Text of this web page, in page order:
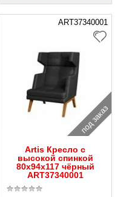
ART37340001
под заказ
Artis Кресло с
высокой спинкой
80x94x117 чёрный
ART37340001